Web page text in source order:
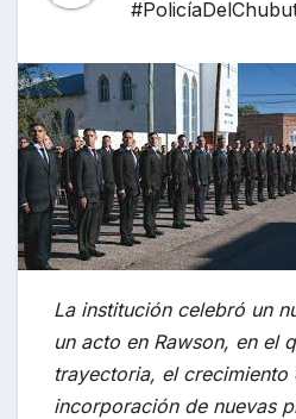
La institución celebró un
un acto en Rawson, en el
trayectoria, el
incorporación de nuevas